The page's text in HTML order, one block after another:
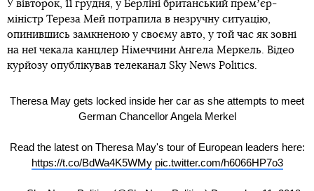
У вівторок, 11 грудня, у Берліні британський премʼєр-
міністр Тереза Мей потрапила в незручну ситуацію,
опинившись замкненою у своєму авто, у той час як зовні
на неї чекала канцлер Німеччини Ангела Меркель. Відео
курйозу опублікував телеканал Sky News Politics.
Theresa May gets locked inside her car as she attempts to meet
German Chancellor Angela Merkel
Read the latest on Theresa May's tour of European leaders here:
https://t.co/BdWa4K5WMy pic.twitter.com/h6066HP7o3